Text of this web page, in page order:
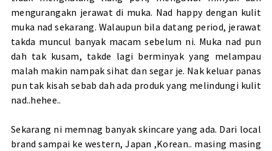
mengurangakn jerawat di muka. Nad happy dengan kulit
muka nad sekarang. Walaupun bila datang period, jerawat
takda muncul banyak macam sebelum ni. Muka nad pun
dah tak kusam, takde lagi berminyak yang melampau
malah makin nampak sihat dan segar je. Nak keluar panas
pun tak kisah sebab dah ada produk yang melindungi kulit
nad..hehee..
Sekarang ni memnag banyak skincare yang ada. Dari local
brand sampai ke western, Japan ,Korean.. masing masing